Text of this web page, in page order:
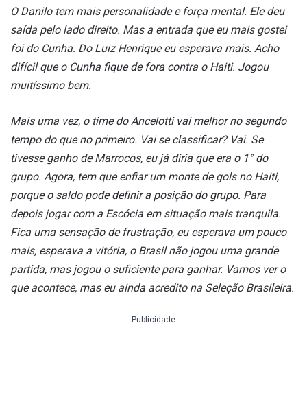
O Danilo tem mais personalidade e força mental. Ele deu
saída pelo lado direito. Mas a entrada que eu mais gostei
foi do Cunha. Do Luiz Henrique eu esperava mais. Acho
difícil que o Cunha fique de fora contra o Haiti. Jogou
muitíssimo bem.
Mais uma vez, o time do Ancelotti vai melhor no segundo
tempo do que no primeiro. Vai se classificar? Vai. Se
tivesse ganho de Marrocos, eu já diria que era o 1° do
grupo. Agora, tem que enfiar um monte de gols no Haiti,
porque o saldo pode definir a posição do grupo. Para
depois jogar com a Escócia em situação mais tranquila.
Fica uma sensação de frustração, eu esperava um pouco
mais, esperava a vitória, o Brasil não jogou uma grande
partida, mas jogou o suficiente para ganhar. Vamos ver o
que acontece, mas eu ainda acredito na Seleção Brasileira.
Publicidade